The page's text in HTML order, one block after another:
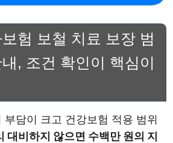
험 보철 치료 보장 범
, 조건 확인이 핵심이
부담이 크고 건강보험 적용 범위
대비하지 않으면 수백만 원의 지